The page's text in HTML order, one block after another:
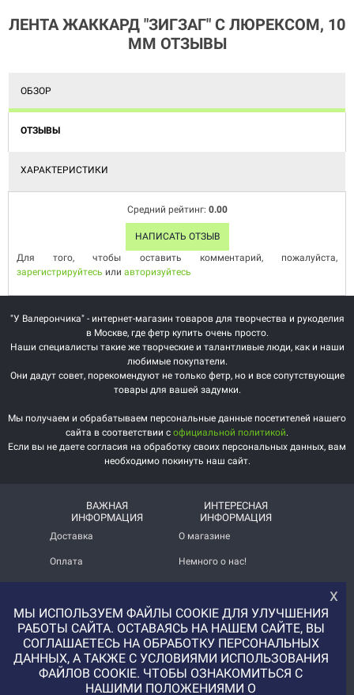
ЛЕНТА ЖАККАРД "ЗИГЗАГ" С ЛЮРЕКСОМ, 10
ММ ОТЗЫВЫ
ОБЗОР
ОТЗЫВЫ
ХАРАКТЕРИСТИКИ
Средний рейтинг: 0.00
НАПИСАТЬ ОТЗЫВ
Для того, чтобы оставить комментарий, пожалуйста,
зарегистрируйтесь или авторизуйтесь
"У Валерончика" - интернет-магазин товаров для творчества и рукоделия
в Москве, где фетр купить очень просто.
Наши специалисты такие же творческие и талантливые люди, как и наши
любимые покупатели.
Они дадут совет, порекомендуют не только фетр, но и все сопутствующие
товары для вашей задумки.
Мы получаем и обрабатываем персональные данные посетителей нашего
сайта в соответствии с официальной политикой.
Если вы не даете согласия на обработку своих персональных данных, вам
необходимо покинуть наш сайт.
ВАЖНАЯ
ИНФОРМАЦИЯ
Доставка
Оплата
Политика
конфиденциальности
ИНТЕРЕСНАЯ
ИНФОРМАЦИЯ
О магазине
Немного о нас!
Услуга печати на фетре
и вопросы АП
+7 (977) 329-12-08
info@uvaleronchika.ru
х
МЫ ИСПОЛЬЗУЕМ ФАЙЛЫ COOKIE ДЛЯ УЛУЧШЕНИЯ
РАБОТЫ САЙТА. ОСТАВАЯСЬ НА НАШЕМ САЙТЕ, ВЫ
СОГЛАШАЕТЕСЬ НА ОБРАБОТКУ ПЕРСОНАЛЬНЫХ
ДАННЫХ, А ТАКЖЕ С УСЛОВИЯМИ ИСПОЛЬЗОВАНИЯ
ФАЙЛОВ COOKIE. ЧТОБЫ ОЗНАКОМИТЬСЯ С
НАШИМИ ПОЛОЖЕНИЯМИ О